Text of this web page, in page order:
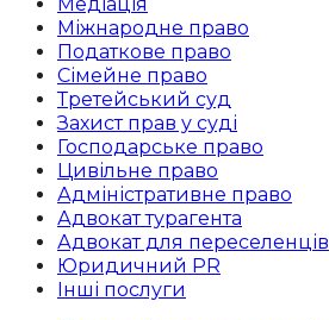
Медіація
Міжнародне право
Податкове право
Сімейне право
Третейський суд
Захист прав у суді
Господарське право
Цивільне право
Адміністративне право
Адвокат турагента
Адвокат для переселенців
Юридичний PR
Інші послуги